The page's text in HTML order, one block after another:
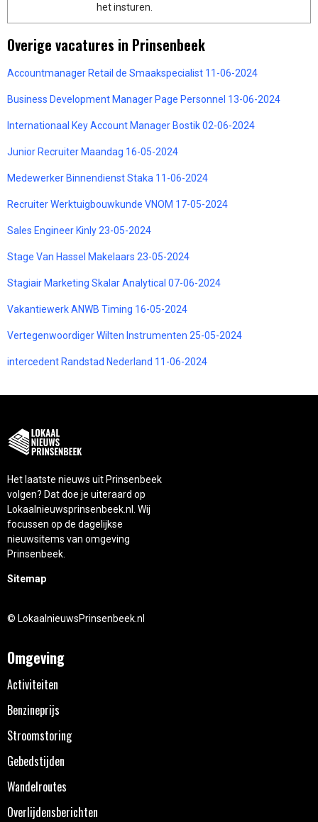
het insturen.
Overige vacatures in Prinsenbeek
Accountmanager Retail de Smaakspecialist 11-06-2024
Business Development Manager Page Personnel 13-06-2024
Internationaal Key Account Manager Bostik 02-06-2024
Junior Recruiter Maandag 16-05-2024
Medewerker Binnendienst Staka 11-06-2024
Recruiter Werktuigbouwkunde VNOM 17-05-2024
Sales Engineer Kinly 23-05-2024
Stage Van Hassel Makelaars 23-05-2024
Stagiair Marketing Skalar Analytical 07-06-2024
Vakantiewerk ANWB Timing 16-05-2024
Vertegenwoordiger Wilten Instrumenten 25-05-2024
intercedent Randstad Nederland 11-06-2024
Het laatste nieuws uit Prinsenbeek
volgen? Dat doe je uiteraard op
Lokaalnieuwsprinsenbeek.nl. Wij
focussen op de dagelijkse
nieuwsitems van omgeving
Prinsenbeek.
Sitemap
© LokaalnieuwsPrinsenbeek.nl
Omgeving
Activiteiten
Benzineprijs
Stroomstoring
Gebedstijden
Wandelroutes
Overlijdensberichten